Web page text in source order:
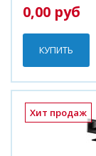
0,00 руб
КУПИТЬ
Хит продаж